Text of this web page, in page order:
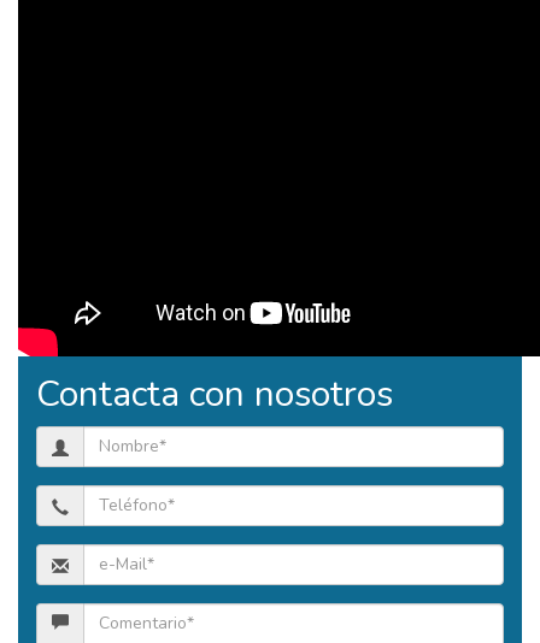
Contacta con nosotros